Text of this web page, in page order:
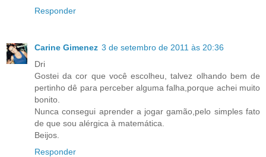
Responder
Carine Gimenez 3 de setembro de 2011 às 20:36
Dri
Gostei da cor que você escolheu, talvez olhando bem de
pertinho dê para perceber alguma falha,porque achei muito
bonito.
Nunca consegui aprender a jogar gamão,pelo simples fato
de que sou alérgica à matemática.
Beijos.
Responder